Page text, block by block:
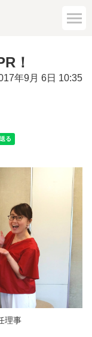
！
年9月 6日 10:35
理事